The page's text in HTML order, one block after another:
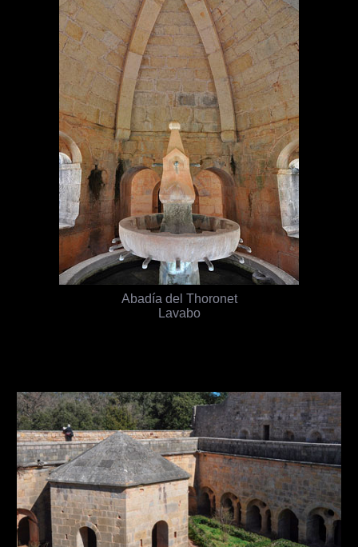
Abadía del Thoronet
Lavabo